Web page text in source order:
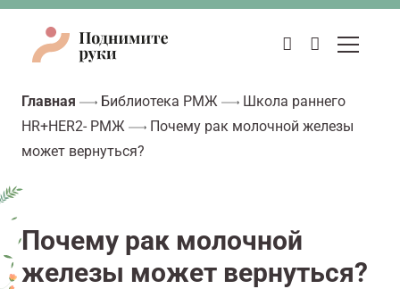
Главная Библиотека РМЖ
Школа раннего
HR+HER2- РМЖ
Почему рак молочной железы
может вернуться?
Почему рак молочной
железы может вернуться?